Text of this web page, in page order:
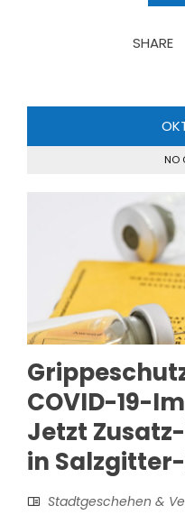
SHARE
NO
COVID-19-
Jetzt
in
Stadtgeschehen &